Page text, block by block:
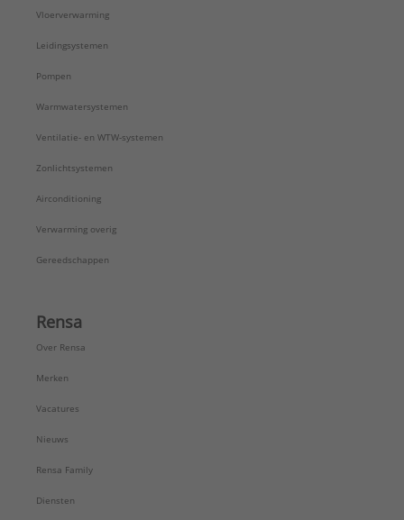
Vloerverwarming
Leidingsystemen
Pompen
Warmwatersystemen
Ventilatie- en WTW-systemen
Zonlichtsystemen
Airconditioning
Verwarming overig
Gereedschappen
Rensa
Over Rensa
Merken
Vacatures
Nieuws
Rensa Family
Diensten